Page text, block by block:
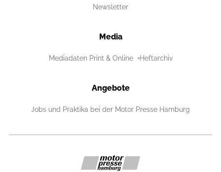
Newsletter
Media
Mediadaten Print & Online Heftarchiv
Angebote
Jobs und Praktika bei der Motor Presse Hamburg